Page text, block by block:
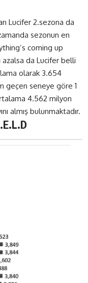
Lucifer 2.sezona da
sezonun en
coming up
azalsa da Lucifer belli
olarak 3.654
geçen seneye göre 1
4.562 milyon
almış bulunmaktadır.